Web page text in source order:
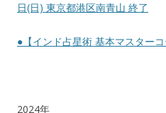
日(日) 東京都港区南青山 終了
●【インド占星術 基本マスター
2024年